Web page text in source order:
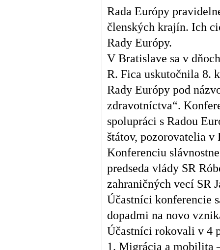
Rada Európy
členských krajín. Ich
Rady Európy.
V Bratislave sa v
R. Fica uskutočnila 8.
Rady Európy pod
zdravotníctva“.
spolupráci s Radou
štátov, pozorovatelia v
Konferenciu
predseda vlády SR
zahraničných vecí SR
Účastníci konferencie
dopadmi na novo
Účastníci rokovali v 4
1. Migrácia a mobilita